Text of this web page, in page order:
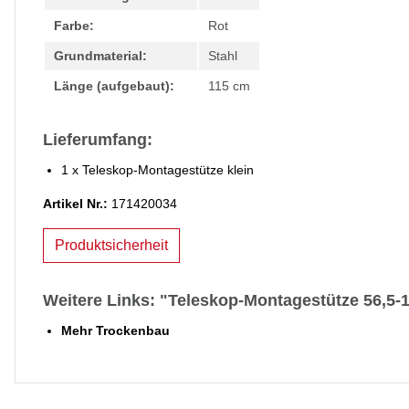
Farbe: Rot
Grundmaterial: Stahl
Länge (aufgebaut): 115 cm
Lieferumfang:
1 x Teleskop-Montagestütze klein
Artikel Nr.: 171420034
Produktsicherheit
Weitere Links: "Teleskop-Montagestütze 56,5-
Mehr Trockenbau